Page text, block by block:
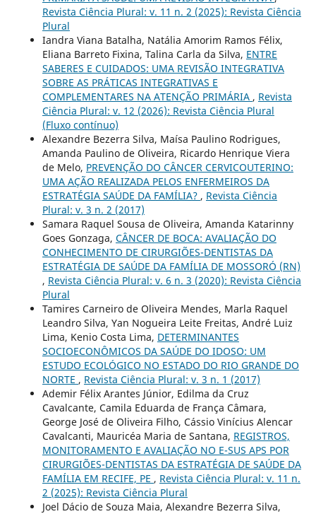
Revista Ciência Plural: v. 11 n. 2 (2025): Revista Ciência
Plural
Iandra Viana Batalha, Natália Amorim Ramos Félix,
Eliana Barreto Fixina, Talina Carla da Silva, ENTRE
SABERES E CUIDADOS: UMA REVISÃO INTEGRATIVA
SOBRE AS PRÁTICAS INTEGRATIVAS E
COMPLEMENTARES NA ATENÇÃO PRIMÁRIA , Revista
Ciência Plural: v. 12 (2026): Revista Ciência Plural
(Fluxo contínuo)
Alexandre Bezerra Silva, Maísa Paulino Rodrigues,
Amanda Paulino de Oliveira, Ricardo Henrique Viera
de Melo, PREVENÇÃO DO CÂNCER CERVICOUTERINO:
UMA AÇÃO REALIZADA PELOS ENFERMEIROS DA
ESTRATÉGIA SAÚDE DA FAMÍLIA? , Revista Ciência
Plural: v. 3 n. 2 (2017)
Samara Raquel Sousa de Oliveira, Amanda Katarinny
Goes Gonzaga, CÂNCER DE BOCA: AVALIAÇÃO DO
CONHECIMENTO DE CIRURGIÕES-DENTISTAS DA
ESTRATÉGIA DE SAÚDE DA FAMÍLIA DE MOSSORÓ (RN)
, Revista Ciência Plural: v. 6 n. 3 (2020): Revista Ciência
Plural
Tamires Carneiro de Oliveira Mendes, Marla Raquel
Leandro Silva, Yan Nogueira Leite Freitas, André Luiz
Lima, Kenio Costa Lima, DETERMINANTES
SOCIOECONÔMICOS DA SAÚDE DO IDOSO: UM
ESTUDO ECOLÓGICO NO ESTADO DO RIO GRANDE DO
NORTE , Revista Ciência Plural: v. 3 n. 1 (2017)
Ademir Félix Arantes Júnior, Edilma da Cruz
Cavalcante, Camila Eduarda de França Câmara,
George José de Oliveira Filho, Cássio Vinícius Alencar
Cavalcanti, Mauricéa Maria de Santana, REGISTROS,
MONITORAMENTO E AVALIAÇÃO NO E-SUS APS POR
CIRURGIÕES-DENTISTAS DA ESTRATÉGIA DE SAÚDE DA
FAMÍLIA EM RECIFE, PE , Revista Ciência Plural: v. 11 n.
2 (2025): Revista Ciência Plural
Joel Dácio de Souza Maia, Alexandre Bezerra Silva,